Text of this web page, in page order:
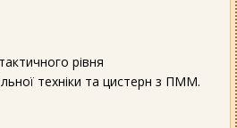
рівня
техніки та цистерн з ПММ.